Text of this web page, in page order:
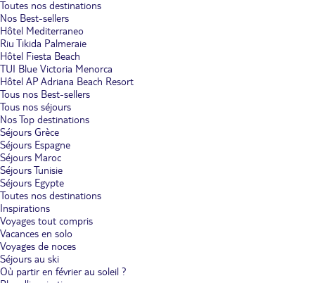
Toutes nos destinations
Nos Best-sellers
Hôtel Mediterraneo
Riu Tikida Palmeraie
Hôtel Fiesta Beach
TUI Blue Victoria Menorca
Hôtel AP Adriana Beach Resort
Tous nos Best-sellers
Tous nos séjours
Nos Top destinations
Séjours Grèce
Séjours Espagne
Séjours Maroc
Séjours Tunisie
Séjours Egypte
Toutes nos destinations
Inspirations
Voyages tout compris
Vacances en solo
Voyages de noces
Séjours au ski
Où partir en février au soleil ?